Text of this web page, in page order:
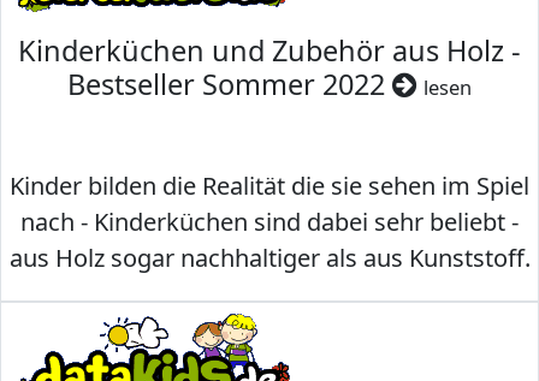
Kinderküchen und Zubehör aus Holz -
Bestseller Sommer 2022
lesen
Kinder bilden die Realität die sie sehen im Spiel
nach - Kinderküchen sind dabei sehr beliebt -
aus Holz sogar nachhaltiger als aus Kunststoff.